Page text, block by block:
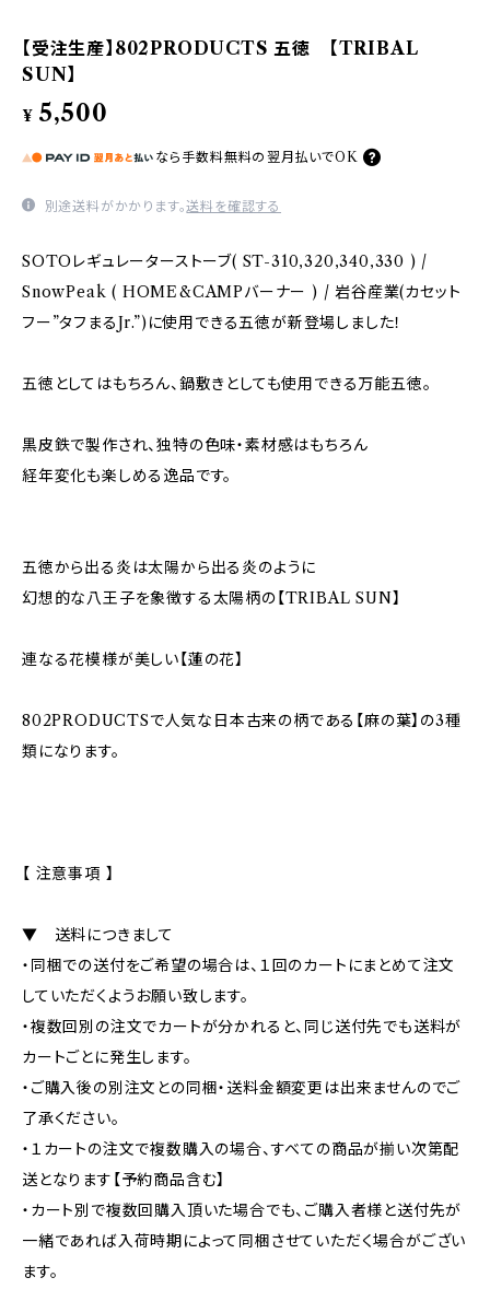
【受注生産】802PRODUCTS 五徳 【TRIBAL
SUN】
¥ 5,500
なら 手数料無料の 翌月払いでOK
別途送料がかかります。送料を確認する
SOTOレギュレーターストーブ( ST-310,320,340,330 ) /
SnowPeak ( HOME&CAMPバーナー ) / 岩谷産業(カセット
フー”タフまるJr.”)に使用できる五徳が新登場しました！
五徳としてはもちろん、鍋敷きとしても使用できる万能五徳。
黒皮鉄で製作され、独特の色味・素材感はもちろん
経年変化も楽しめる逸品です。
五徳から出る炎は太陽から出る炎のように
幻想的な八王子を象徴する太陽柄の【TRIBAL SUN】
連なる花模様が美しい【蓮の花】
802PRODUCTSで人気な日本古来の柄である【麻の葉】の3種
類になります。
【 注意事項 】
▼ 送料につきまして
・同梱での送付をご希望の場合は、１回のカートにまとめて注文
していただくようお願い致します。
・複数回別の注文でカートが分かれると、同じ送付先でも送料が
カートごとに発生します。
・ご購入後の別注文との同梱・送料金額変更は出来ませんのでご
了承ください。
・１カートの注文で複数購入の場合、すべての商品が揃い次第配
送となります【予約商品含む】
・カート別で複数回購入頂いた場合でも、ご購入者様と送付先が
一緒であれば入荷時期によって同梱させていただく場合がござい
ます。